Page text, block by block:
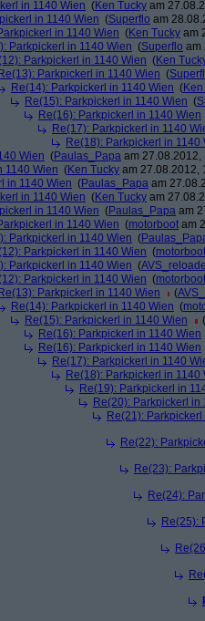
in 1140 Wien (Ken Tucky am
in 1140 Wien (Superflo am
in 1140 Wien (Ken Tucky am
Parkpickerl in 1140 Wien (Superflo am
Parkpickerl in 1140 Wien (Ken
Re(13): Parkpickerl in 1140 Wien (
Re(14): Parkpickerl in 1140 Wien (
Re(15): Parkpickerl in 1140 Wien (
Re(16): Parkpickerl in 1140 Wien
Re(17): Parkpickerl in 1140
Re(18): Parkpickerl in 1140
Wien (Paulas_Papa am 27.08.2012,
1140 Wien (Ken Tucky am 27.08.2012,
in 1140 Wien (Paulas_Papa am
in 1140 Wien (Ken Tucky am
in 1140 Wien (Paulas_Papa am
in 1140 Wien (motorboot am
Parkpickerl in 1140 Wien (
Parkpickerl in 1140 Wien (motorboot
Parkpickerl in 1140 Wien (
Parkpickerl in 1140 Wien (motorboot
Re(13): Parkpickerl in 1140 Wien
(
Re(14): Parkpickerl in 1140 Wien (
Re(15): Parkpickerl in 1140 Wien
(
Re(16): Parkpickerl in 1140 Wien
Re(16): Parkpickerl in 1140 Wien
Re(17): Parkpickerl in 1140
Re(18): Parkpickerl in 1140
Re(19): Parkpickerl in
Re(20): Parkpickerl in
Re(21):
Re(22):
Re(23):
Re(24):
Re(25):